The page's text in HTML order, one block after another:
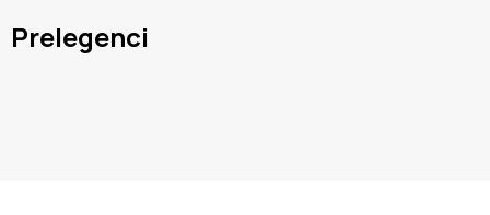
Prelegenci